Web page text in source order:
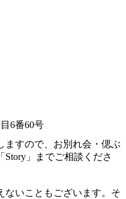
6番60号
ますので、お別れ会・偲ぶ
」までご相談くださ
いこともございます。そ